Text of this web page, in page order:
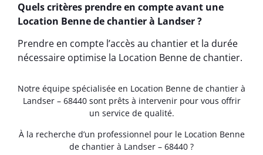
Quels critères prendre en compte avant une
Location Benne de chantier à Landser ?
Prendre en compte l’accès au chantier et la durée
nécessaire optimise la Location Benne de chantier.
Notre équipe spécialisée en Location Benne de chantier à
Landser – 68440 sont prêts à intervenir pour vous offrir
un service de qualité.
À la recherche d’un professionnel pour le Location Benne
de chantier à Landser – 68440 ?